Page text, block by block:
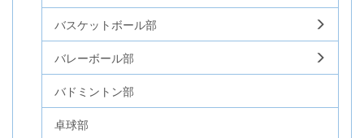
バスケットボール部
バレーボール部
バドミントン部
卓球部